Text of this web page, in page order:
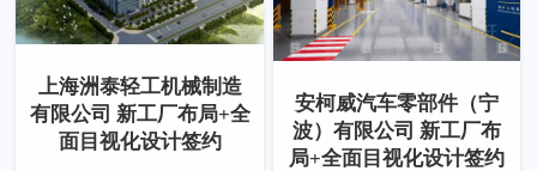
上海洲泰轻工机械制造
有限公司 新工厂布局+全
面目视化设计签约
安柯威汽车零部件（宁
波）有限公司 新工厂布
局+全面目视化设计签约